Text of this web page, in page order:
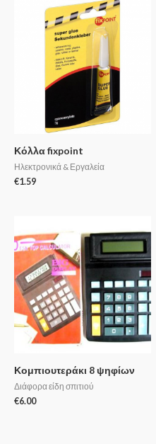
Κόλλα fixpoint
Ηλεκτρονικά & Εργαλεία
€1.59
Κομπιουτεράκι 8 ψηφίων
Διάφορα είδη σπιτιού
€6.00